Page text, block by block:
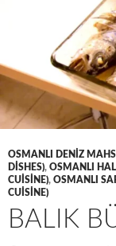
OSMANLI DENIZ
DISHES), OSMANLI
CUISINE), OSMANLI
CUISINE)
BALIK